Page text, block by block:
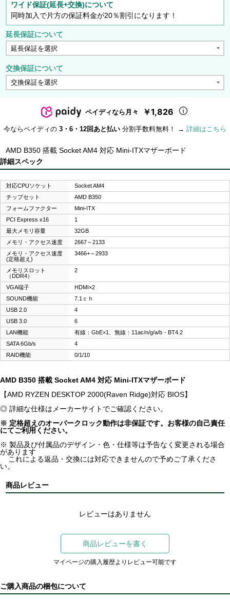
ワイド保証(延長+交換)について
同時加入で片方の保証料金が20％割引になります！
延長保証について
交換保証について
ペイディなら月々 ￥1,826
今ならペイディの 3・6・12回あと払い 分割手数料無料！ → 詳細はこちら
AMD B350 搭載 Socket AM4 対応 Mini-ITXマザーボード
詳細スペック
対応CPUソケット
Socket AM4
チップセット
AMD B350
フォームファクター
Mini-ITX
PCI Express x16
1
最大メモリ容量
32GB
メモリ・アクセス速度
2667～2133
メモリ・アクセス速度
(定格超え)
3466+～2933
メモリスロット
（DDR4）
2
VGA端子
HDMI×2
SOUND機能
7.1ｃｈ
USB 2.0
4
USB 3.0
6
LAN機能
有線：GbE×1、無線：11ac/n/g/a/b・BT4.2
SATA 6Gb/s
4
RAID機能
0/1/10
AMD B350 搭載 Socket AM4 対応 Mini-ITXマザーボード
【AMD RYZEN DESKTOP 2000(Raven Ridge)対応 BIOS】
◎ 詳細な仕様はメーカーサイトでご確認ください。
※ 定格超えのオーバークロック動作は非保証です。お客様の自己責任
にてご利用ください。
※ 製品及び付属品のデザイン・色・仕様等は予告なく変更される場合
があります
これによる返品・交換には対応できませんので予めご了承くださ
い。
商品レビュー
レビューはありません
商品レビューを書く
マイページの購入履歴よりレビュー可能です
ご購入商品の梱包について